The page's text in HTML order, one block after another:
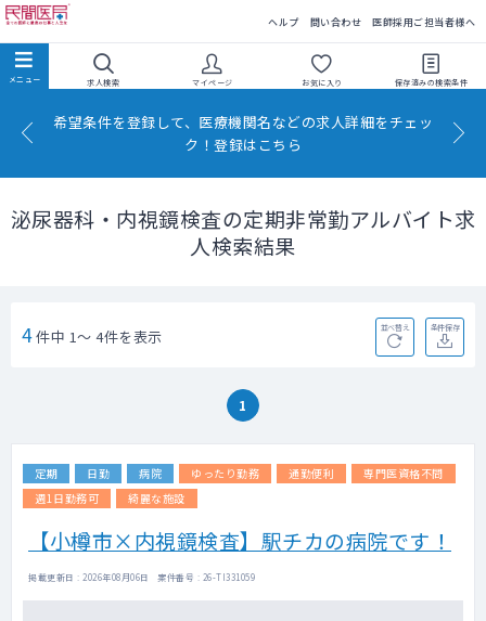
ヘルプ 問い合わせ 医師採用ご担当者様へ
求人検索 マイページ お気に入り 保存済みの検索条件
希望条件を登録して、医療機関名などの求人詳細をチェッ
ク！登録はこちら
泌尿器科・内視鏡検査の定期非常勤アルバイト求
人検索結果
4件中 1～ 4件を表示 並べ替え 条件保存
1
定期 日勤 病院 ゆったり勤務 通勤便利
専門医資格不問
週1日勤務可
綺麗な施設
【小樽市×内視鏡検査】駅チカの病院です！
掲載更新日 : 2026年08月06日 案件番号 : 26-TI331059